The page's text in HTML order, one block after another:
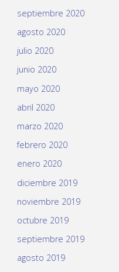
septiembre 2020
agosto 2020
julio 2020
junio 2020
mayo 2020
abril 2020
marzo 2020
febrero 2020
enero 2020
diciembre 2019
noviembre 2019
octubre 2019
septiembre 2019
agosto 2019